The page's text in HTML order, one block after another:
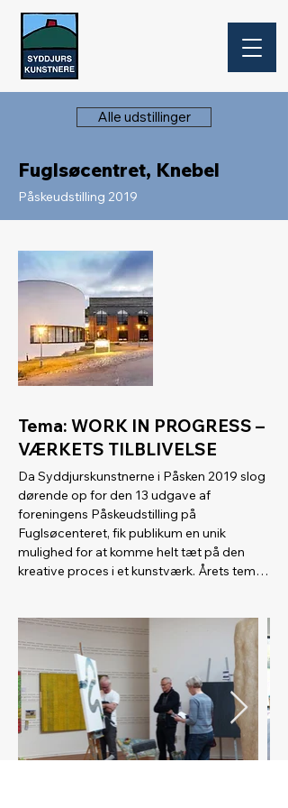
Alle udstillinger
Fuglsøcentret, Knebel
Påskeudstilling 2019
Tema: WORK IN PROGRESS –
VÆRKETS TILBLIVELSE
Da Syddjurskunstnerne i Påsken 2019 slog
dørende op for den 13 udgave af
foreningens Påskeudstilling på
Fuglsøcenteret, fik publikum en unik
mulighed for at komme helt tæt på den
kreative proces i et kunstværk. Årets tema
kunsten skabes.
Hvilke tanker ligger der bag kunsten?
Hvordan bliver et kunstværk til? Hvordan
kommer en kunstner fra idé til færdigt
værk? Hvorfor ser kunsten ud som den